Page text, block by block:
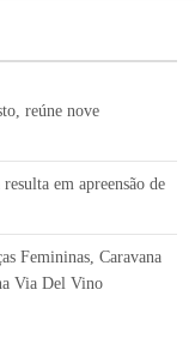
reúne nove
em apreensão de
Femininas, Caravana
Via Del Vino